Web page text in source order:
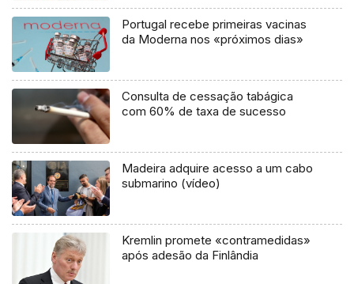
Portugal recebe primeiras vacinas
da Moderna nos «próximos dias»
Consulta de cessação tabágica
com 60% de taxa de sucesso
Madeira adquire acesso a um cabo
submarino (vídeo)
Kremlin promete «contramedidas»
após adesão da Finlândia